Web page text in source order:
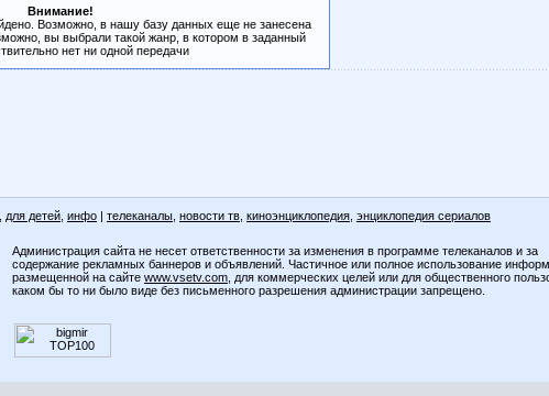
Внимание!
Возможно, в нашу базу данных еще не занесена
вы выбрали такой жанр, в котором в заданный
нет ни одной передачи
для детей инфо | телеканалы новости тв киноэнциклопедия энциклопедия сериалов
Администрация сайта не несет ответственности за изменения в программе телеканалов и за
содержание рекламных баннеров и объявлений. Частичное или полное использование
размещенной на сайте www.vsetv.com , для коммерческих целей или для общественного
каком бы то ни было виде без письменного разрешения администрации запрещено.